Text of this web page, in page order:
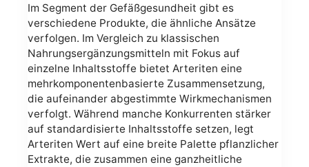
Im Segment der Gefäßgesundheit gibt es
verschiedene Produkte, die ähnliche Ansätze
verfolgen. Im Vergleich zu klassischen
Nahrungsergänzungsmitteln mit Fokus auf
einzelne Inhaltsstoffe bietet Arteriten eine
mehrkomponentenbasierte Zusammensetzung,
die aufeinander abgestimmte Wirkmechanismen
verfolgt. Während manche Konkurrenten stärker
auf standardisierte Inhaltsstoffe setzen, legt
Arteriten Wert auf eine breite Palette pflanzlicher
Extrakte, die zusammen eine ganzheitliche